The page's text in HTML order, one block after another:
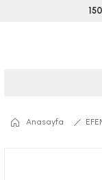
Anasayfa